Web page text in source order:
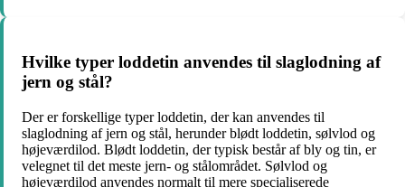
Hvilke typer loddetin anvendes til slaglodning af
jern og stål?
Der er forskellige typer loddetin, der kan anvendes til
slaglodning af jern og stål, herunder blødt loddetin, sølvlod og
højeværdilod. Blødt loddetin, der typisk består af bly og tin, er
velegnet til det meste jern- og stålområdet. Sølvlod og
højeværdilod anvendes normalt til mere specialiserede